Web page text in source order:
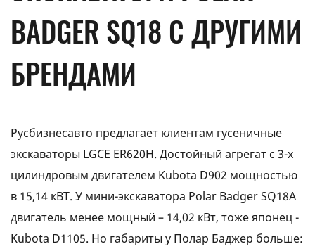
BADGER SQ18 С ДРУГИМИ
БРЕНДАМИ
Русбизнесавто предлагает клиентам гусеничные
экскаваторы LGCE ER620H. Достойный агрегат с 3-х
цилиндровым двигателем Kubota D902 мощностью
в 15,14 кВТ. У мини-экскаватора Polar Badger SQ18A
двигатель менее мощный – 14,02 кВт, тоже японец -
Kubota D1105. Но габариты у Полар Баджер больше: